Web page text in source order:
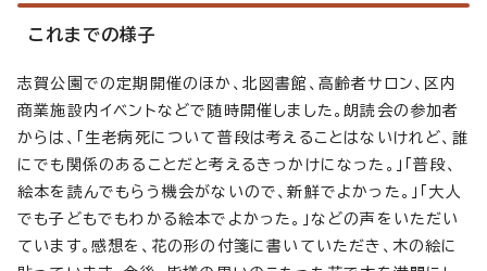
これまでの様子
志賀公園での定期開催のほか、北図書館、高齢者サロン、区内
商業施設内イベントなどで随時開催しました。朗読会の参加者
からは、「生老病死について普段は考えることはないけれど、誰
にでも関係のあることだと考えるきっかけになった。」「普段、
絵本を読んでもらう機会がないので、新鮮でよかった。」「大人
でも子どもでもわかる絵本でよかった。」などの声をいただい
ています。感想を、花の形の付箋に書いていただき、木の絵に